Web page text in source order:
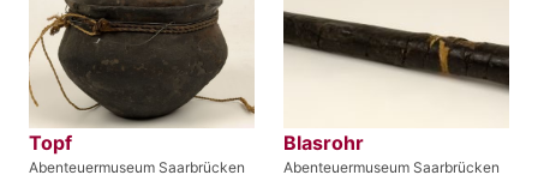
Topf
Abenteuermuseum Saarbrücken
Blasrohr
Abenteuermuseum Saarbrücken